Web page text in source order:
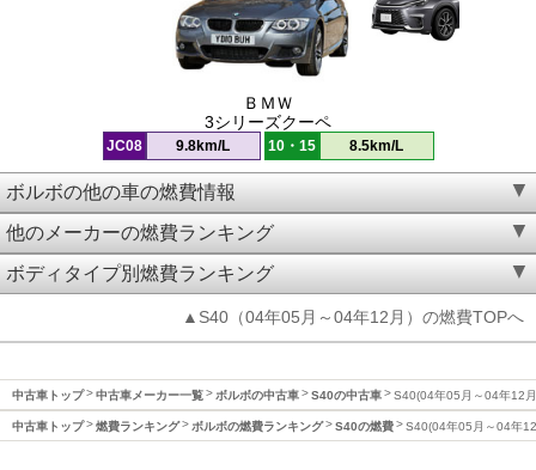
ＢＭＷ
3シリーズクーペ
JC08 9.8km/L 10・15 8.5km/L
ボルボの他の車の燃費情報
他のメーカーの燃費ランキング
ボディタイプ別燃費ランキング
▲S40（04年05月～04年12月）の燃費TOPへ
中古車トップ 中古車メーカー一覧 ボルボの中古車 S40の中古車 S40(04年05月～04年12
中古車トップ 燃費ランキング ボルボの燃費ランキング S40の燃費 S40(04年05月～04年